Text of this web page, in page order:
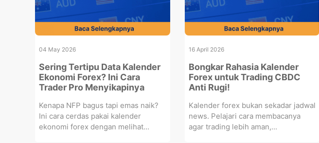
04 May 2026
Sering Tertipu Data Kalender
Ekonomi Forex? Ini Cara
Trader Pro Menyikapinya
Kenapa NFP bagus tapi emas naik?
Ini cara cerdas pakai kalender
ekonomi forex dengan melihat...
16 April 2026
Bongkar Rahasia Kalender
Forex untuk Trading CBDC
Anti Rugi!
Kalender forex bukan sekadar jadwal
news. Pelajari cara membacanya
agar trading lebih aman,...